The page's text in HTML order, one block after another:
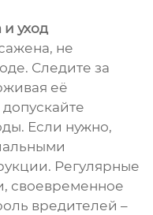
уход
не
Следите за
её
Если нужно,
Регулярные
своевременное
вредителей –